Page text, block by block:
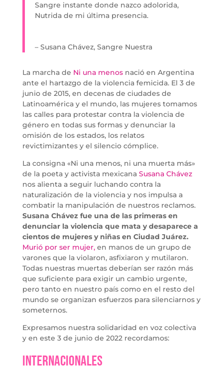
Sangre instante donde nazco adolorida,
Nutrida de mi última presencia.
– Susana Chávez, Sangre Nuestra
La marcha de Ni una menosnació en Argentina
ante el hartazgo de la violencia femicida. El 3 de
junio de 2015, en decenas de ciudades de
Latinoamérica y el mundo, las mujeres tomamos
las calles para protestar contra la violencia de
género en todas sus formas y denunciar la
omisión de los estados, los relatos
revictimizantes y el silencio cómplice.
La consigna «Ni una menos, ni una muerta más»
de la poeta y activista mexicana Susana Chávez
nos alienta a seguir luchando contra la
naturalización de la violencia y nos impulsa a
combatir la manipulación de nuestros reclamos.
Susana Chávez fue una de las primeras en
denunciar la violencia que mata y desaparece a
cientos de mujeres y niñas en Ciudad Juárez.
Murió por ser mujer,en manos de un grupo de
varones que la violaron, asfixiaron y mutilaron.
Todas nuestras muertas deberían ser razón más
que suficiente para exigir un cambio urgente,
pero tanto en nuestro país como en el resto del
mundo se organizan esfuerzos para silenciarnos y
someternos.
Expresamos nuestra solidaridad en voz colectiva
y en este 3 de junio de 2022 recordamos:
Internacionales